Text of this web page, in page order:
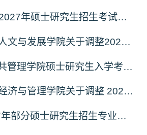
关于调整我院2027年硕士研究生招生考试科目及参考书的通知
中国农业大学人文与发展学院关于调整2027年硕士研究生招生考试初试科目的通知
关于哲学与公共管理学院硕士研究生入学考试（初试） 考试科目及参考书目变更的通知（二）
浙江海洋大学经济与管理学院关于调整 2027年硕士研究生招生考试初试科目的公告
关于调整2027年部分硕士研究生招生专业初试考试科目的公告（持续更新中）